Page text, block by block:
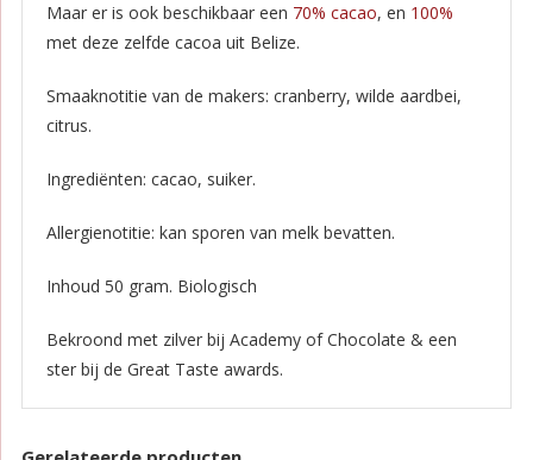
Maar er is ook beschikbaar een 70% cacao, en 100%
met deze zelfde cacoa uit Belize.
Smaaknotitie van de makers: cranberry, wilde aardbei,
citrus.
Ingrediënten: cacao, suiker.
Allergienotitie: kan sporen van melk bevatten.
Inhoud 50 gram. Biologisch
Bekroond met zilver bij Academy of Chocolate & een
ster bij de Great Taste awards.